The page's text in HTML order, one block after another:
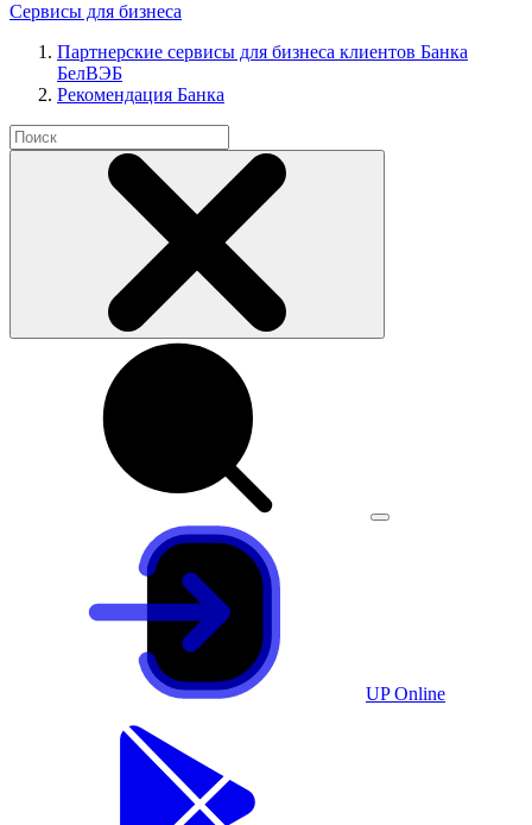
Сервисы для бизнеса
Партнерские сервисы для бизнеса клиентов Банка
БелВЭБ
Рекомендация Банка
UP Online